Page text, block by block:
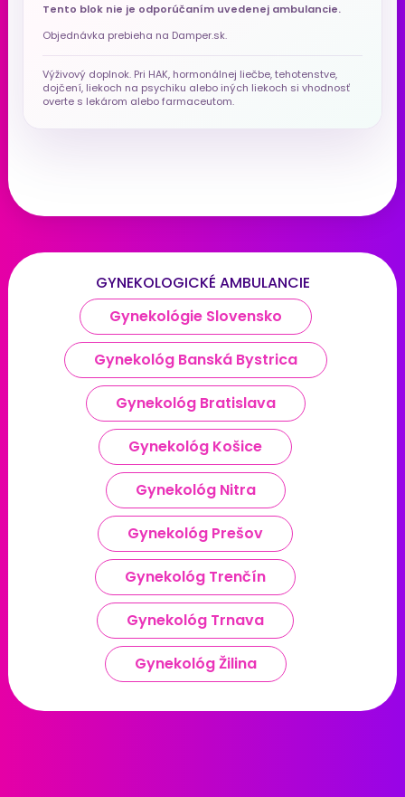
Tento blok nie je odporúčaním uvedenej ambulancie.
Objednávka prebieha na Damper.sk.
Výživový doplnok. Pri HAK, hormonálnej liečbe, tehotenstve,
dojčení, liekoch na psychiku alebo iných liekoch si vhodnosť
overte s lekárom alebo farmaceutom.
GYNEKOLOGICKÉ AMBULANCIE
Gynekológie Slovensko
Gynekológ Banská Bystrica
Gynekológ Bratislava
Gynekológ Košice
Gynekológ Nitra
Gynekológ Prešov
Gynekológ Trenčín
Gynekológ Trnava
Gynekológ Žilina